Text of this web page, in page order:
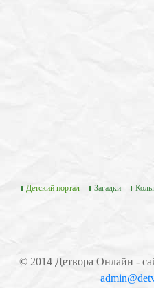
Детский портал Загадки
© 2014 Детвора Онлайн -